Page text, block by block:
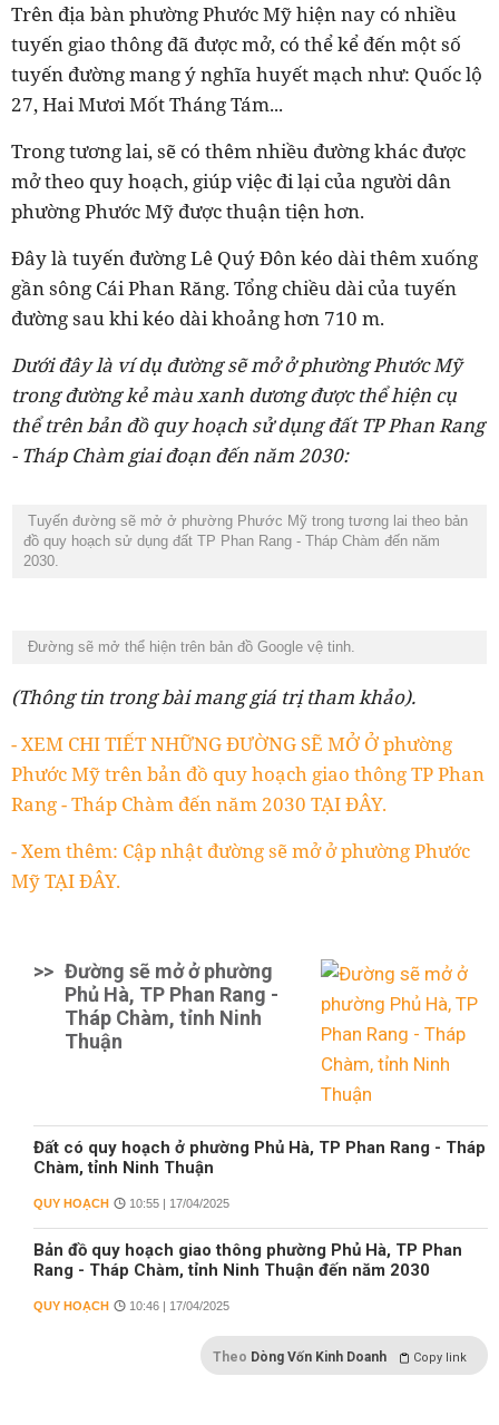
Trên địa bàn phường Phước Mỹ hiện nay có nhiều
tuyến giao thông đã được mở, có thể kể đến một số
tuyến đường mang ý nghĩa huyết mạch như: Quốc lộ
27, Hai Mươi Mốt Tháng Tám...
Trong tương lai, sẽ có thêm nhiều đường khác được
mở theo quy hoạch, giúp việc đi lại của người dân
phường Phước Mỹ được thuận tiện hơn.
Đây là tuyến đường Lê Quý Đôn kéo dài thêm xuống
gần sông Cái Phan Răng. Tổng chiều dài của tuyến
đường sau khi kéo dài khoảng hơn 710 m.
Dưới đây là ví dụ đường sẽ mở ở phường Phước Mỹ
trong đường kẻ màu xanh dương được thể hiện cụ
thể trên bản đồ quy hoạch sử dụng đất TP Phan Rang
- Tháp Chàm giai đoạn đến năm 2030:
Tuyến đường sẽ mở ở phường Phước Mỹ trong tương lai theo bản
đồ quy hoạch sử dụng đất TP Phan Rang - Tháp Chàm đến năm
2030.
Đường sẽ mở thể hiện trên bản đồ Google vệ tinh.
(Thông tin trong bài mang giá trị tham khảo).
- XEM CHI TIẾT NHỮNG ĐƯỜNG SẼ MỞ Ở phường
Phước Mỹ trên bản đồ quy hoạch giao thông TP Phan
Rang - Tháp Chàm đến năm 2030 TẠI ĐÂY.
- Xem thêm: Cập nhật đường sẽ mở ở phường Phước
Mỹ TẠI ĐÂY.
>> Đường sẽ mở ở phường
Phủ Hà, TP Phan Rang -
Tháp Chàm, tỉnh Ninh
Thuận
Đất có quy hoạch ở phường Phủ Hà, TP Phan Rang - Tháp
Chàm, tỉnh Ninh Thuận
QUY HOẠCH 10:55 | 17/04/2025
Bản đồ quy hoạch giao thông phường Phủ Hà, TP Phan
Rang - Tháp Chàm, tỉnh Ninh Thuận đến năm 2030
QUY HOẠCH 10:46 | 17/04/2025
Theo Dòng Vốn Kinh Doanh Copy link